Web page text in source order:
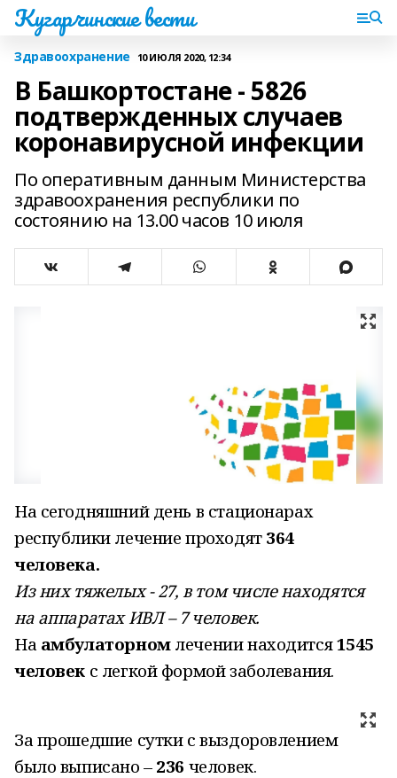
Кугарчинские вести
Здравоохранение 10 ИЮЛЯ 2020, 12:34
В Башкортостане - 5826
подтвержденных случаев
коронавирусной инфекции
По оперативным данным Министерства
здравоохранения республики по
состоянию на 13.00 часов 10 июля
На сегодняшний день в стационарах
республики лечение проходят 364
человека.
Из них тяжелых - 27, в том числе находятся
на аппаратах ИВЛ – 7 человек.
На амбулаторномлечении находится1545
человек с легкой формой заболевания.
За прошедшие сутки с выздоровлением
было выписано – 236 человек.